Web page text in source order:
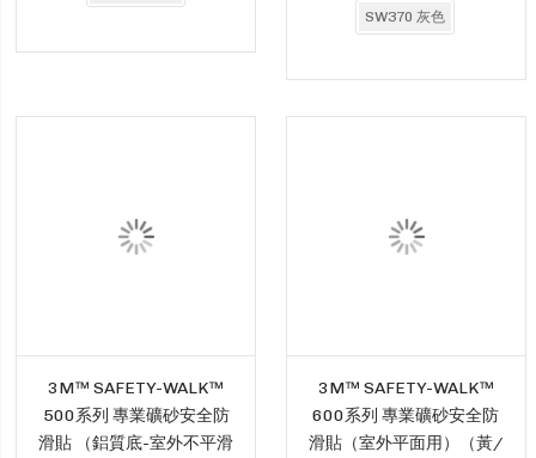
SW370 灰色
3M™ SAFETY-WALK™
500系列 專業礦砂安全防
滑貼 （鋁質底-室外不平滑
3M™ SAFETY-WALK™
600系列 專業礦砂安全防
滑貼（室外平面用）（黃/